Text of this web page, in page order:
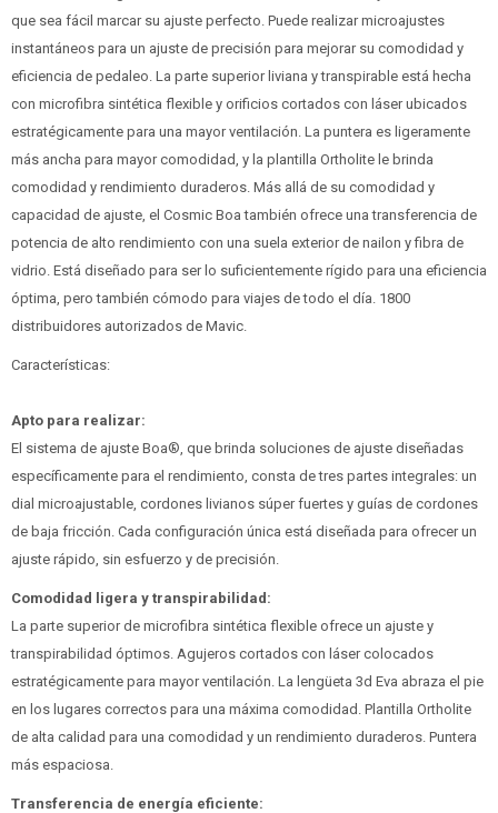
que sea fácil marcar su ajuste perfecto. Puede realizar microajustes
instantáneos para un ajuste de precisión para mejorar su comodidad y
eficiencia de pedaleo. La parte superior liviana y transpirable está hecha
con microfibra sintética flexible y orificios cortados con láser ubicados
estratégicamente para una mayor ventilación. La puntera es ligeramente
más ancha para mayor comodidad, y la plantilla Ortholite le brinda
comodidad y rendimiento duraderos. Más allá de su comodidad y
capacidad de ajuste, el Cosmic Boa también ofrece una transferencia de
potencia de alto rendimiento con una suela exterior de nailon y fibra de
vidrio. Está diseñado para ser lo suficientemente rígido para una eficiencia
óptima, pero también cómodo para viajes de todo el día. 1800
distribuidores autorizados de Mavic.
Características:
Apto para realizar:
El sistema de ajuste Boa®, que brinda soluciones de ajuste diseñadas
específicamente para el rendimiento, consta de tres partes integrales: un
dial microajustable, cordones livianos súper fuertes y guías de cordones
de baja fricción. Cada configuración única está diseñada para ofrecer un
ajuste rápido, sin esfuerzo y de precisión.
Comodidad ligera y transpirabilidad:
La parte superior de microfibra sintética flexible ofrece un ajuste y
transpirabilidad óptimos. Agujeros cortados con láser colocados
estratégicamente para mayor ventilación. La lengüeta 3d Eva abraza el pie
en los lugares correctos para una máxima comodidad. Plantilla Ortholite
de alta calidad para una comodidad y un rendimiento duraderos. Puntera
más espaciosa.
Transferencia de energía eficiente: